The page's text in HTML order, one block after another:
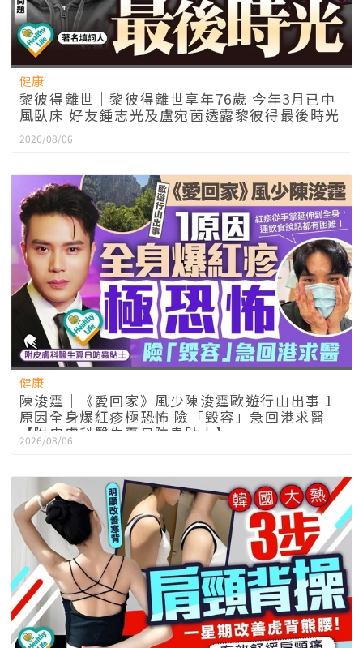
健康
黎彼得離世｜黎彼得離世享年76歲 今年3月已中
風臥床 好友鍾志光及盧宛茵透露黎彼得最後時光
2026/08/06
健康
陳浚霆｜《愛回家》風少陳浚霆歐遊行山出事 1
原因全身爆紅疹極恐怖 險「毀容」急回港求醫
【附皮膚科醫生夏日防蟲貼士】
2026/08/06